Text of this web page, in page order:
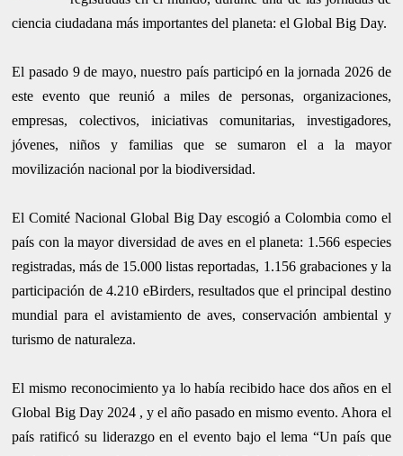
ciencia ciudadana más importantes del planeta: el Global Big Day.
El pasado 9 de mayo, nuestro país participó en la jornada 2026 de
este evento que reunió a miles de personas, organizaciones,
empresas, colectivos, iniciativas comunitarias, investigadores,
jóvenes, niños y familias que se sumaron el a la mayor
movilización nacional por la biodiversidad.
El Comité Nacional Global Big Day escogió a Colombia como el
país con la mayor diversidad de aves en el planeta: 1.566 especies
registradas, más de 15.000 listas reportadas, 1.156 grabaciones y la
participación de 4.210 eBirders, resultados que el principal destino
mundial para el avistamiento de aves, conservación ambiental y
turismo de naturaleza.
El mismo reconocimiento ya lo había recibido hace dos años en el
Global Big Day 2024 , y el año pasado en mismo evento. Ahora el
país ratificó su liderazgo en el evento bajo el lema “Un país que